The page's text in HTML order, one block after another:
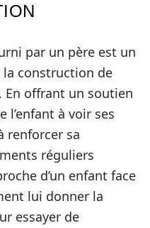
par un père est un
construction de
En offrant un soutien
l’enfant à voir ses
renforcer sa
réguliers
d’un enfant face
lui donner la
essayer de